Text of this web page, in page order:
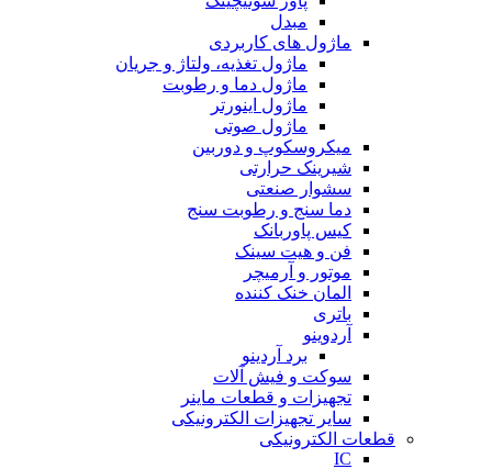
مبدل
ماژول های کاربردی
ماژول تغذیه، ولتاژ و جریان
ماژول دما و رطوبت
ماژول اینورتر
ماژول صوتی
میکروسکوپ و دوربین
شیرینک حرارتی
سشوار صنعتی
دما سنج و رطوبت سنج
کیس پاوربانک
فن و هیت سینک
موتور و آرمیچر
المان خنک کننده
باتری
آردوینو
برد آردینو
سوکت و فیش آلات
تجهیزات و قطعات ماینر
سایر تجهیزات الکترونیکی
قطعات الکترونیکی
IC